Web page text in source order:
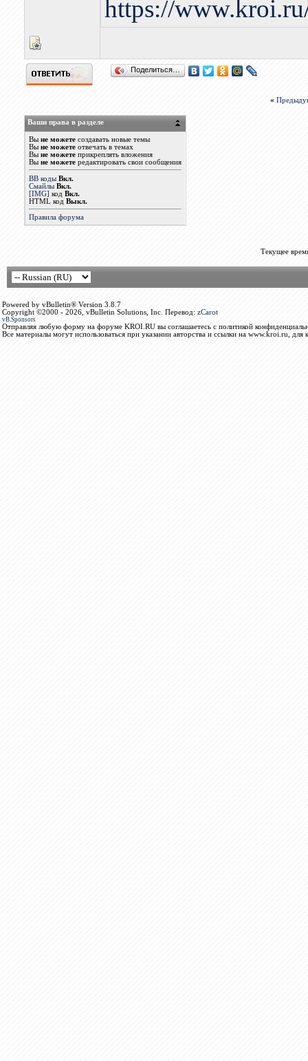
https://
Поделиться…
«
Ваши права в разделе
Вы не можетесоздавать новые темы
Вы не можетеотвечать в темах
Вы не можетеприкреплять вложения
Вы не можетередактировать свои сообщения
BB коды Вкл.
Смайлы Вкл.
[IMG] код Вкл.
HTML код Выкл.
Правила форума
Текущее
Powered by vBulletin® Version 3.8.7
Copyright ©2000 - 2026, vBulletin Solutions, Inc. Перевод: zCarot
vB.Sponsors
Отправляя любую форму на форуме KROI.RU вы соглашаетесь с политикой
Все материалы могут использоваться при указании авторства и ссылки на www.kroi.ru, для